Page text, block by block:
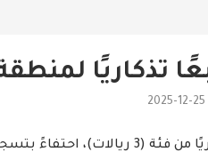
تذكاريًا لمنطقة
2025-12-25
أصدرت مؤسسة البريد السعودي (سبل) طابعًا